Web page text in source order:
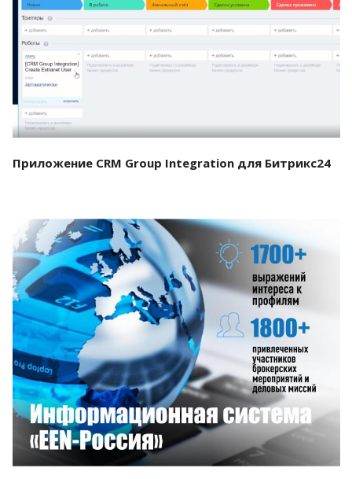
Смотреть проект
Приложение CRM Group Integration для Битрикс24
Смотреть проект